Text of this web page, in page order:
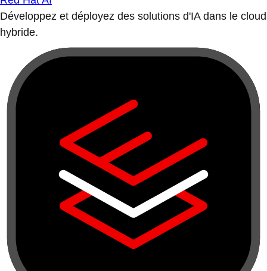
Développez et déployez des solutions d'IA dans le cloud
hybride.